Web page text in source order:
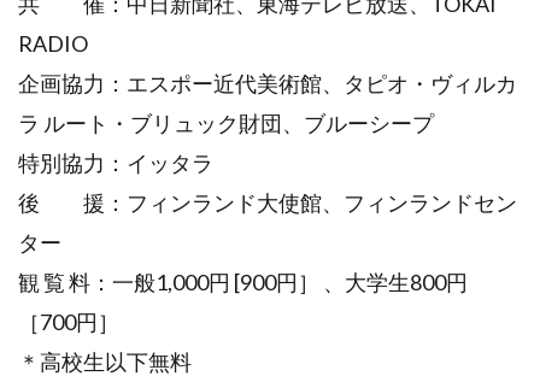
RADIO
企画協力：エスポー近代美術館、タピオ・ヴィルカ
ラ ルート・ブリュック財団、ブルーシープ
特別協力：イッタラ
後 援：フィンランド大使館、フィンランドセン
ター
観 覧 料：一般1,000円 [900円］ 、大学生800円
［700円］
＊高校生以下無料